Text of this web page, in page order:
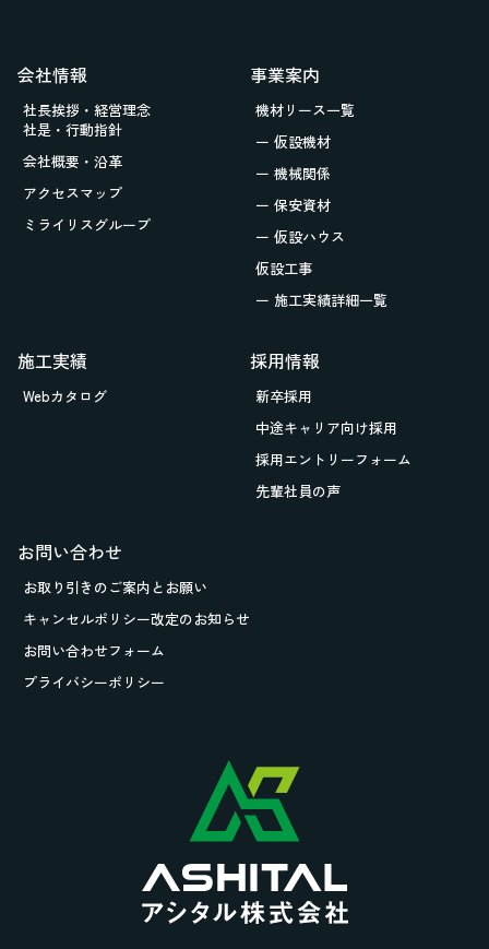
会社情報
社長挨拶・経営理念
社是・行動指針
会社概要・沿革
アクセスマップ
ミライリスグループ
事業案内
機材リース一覧
ー 仮設機材
ー 機械関係
ー 保安資材
ー 仮設ハウス
仮設工事
ー 施工実績詳細一覧
施工実績
Webカタログ
採用情報
新卒採用
中途キャリア向け採用
採用エントリーフォーム
先輩社員の声
お問い合わせ
お取り引きのご案内とお願い
キャンセルポリシー改定のお知らせ
お問い合わせフォーム
プライバシーポリシー